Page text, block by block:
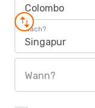
Colombo
Nach?
Singapur
Wann?